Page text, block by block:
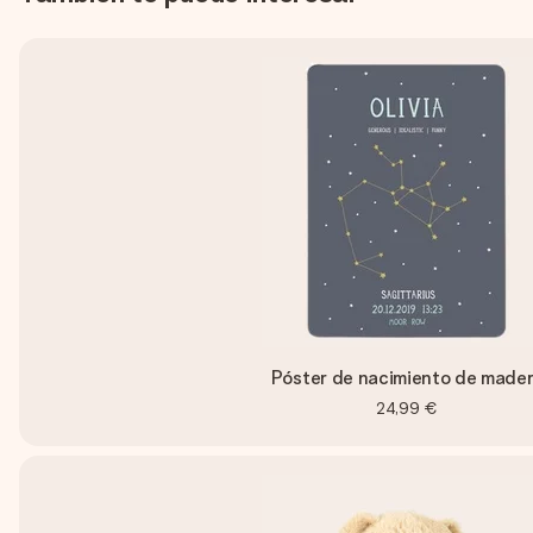
Póster de nacimiento de
24,99 €